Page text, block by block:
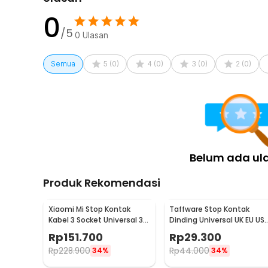
Kelengkapan Produk
Rincian yang Anda dapatkan untuk pembelian produk ini:
0/5 0 Ulasan
Semua 5 (0) 4 (0) 3 (0) 2 (0)
Belum ada
Produk Rekomendasi
Xiaomi Mi Stop Kontak
Kabel 3 Socket Universal 3
XMCXB01QMN (ORIGINAL)
Rp151.700
Rp228.900 34%
Taffware Stop Kontak
Dinding Universal UK EU US
dan 2 USB Port - ATH1
Rp29.300
Rp44.00034%